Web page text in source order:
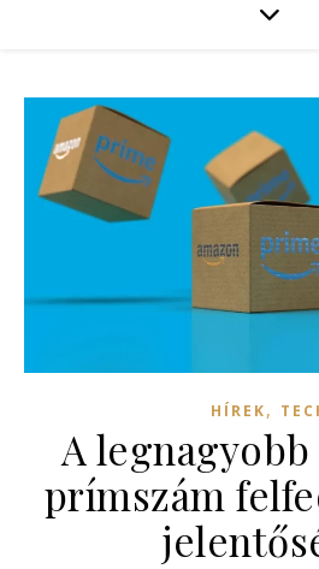
HÍREK,
A
prímszám